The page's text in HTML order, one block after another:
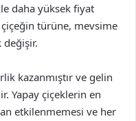
daha yüksek fiyat
çiçeğin türüne, mevsime
değişir.
kazanmıştır ve gelin
Yapay çiçeklerin en
etkilenmemesi ve her